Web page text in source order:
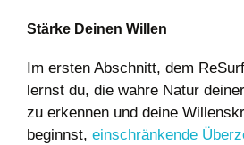
Stärke Deinen Willen
Im ersten Abschnitt, dem
lernst du, die wahre Natur
zu erkennen und deine
beginnst, einschränkende